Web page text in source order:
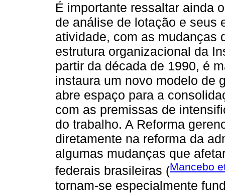
É importante ressaltar ainda
de análise de lotação e seus
atividade, com as mudanças
estrutura organizacional da
partir da década de 1990, é
instaura um novo modelo de
abre espaço para a
com as premissas de
do trabalho. A Reforma
diretamente na reforma da
algumas mudanças que
federais brasileiras (Mancebo
tornam-se especialmente